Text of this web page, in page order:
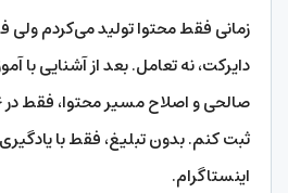
زمانی فقط محتوا تولید می‌کردم ولی
دایرکت، نه تعامل. بعد از آشنایی
ثبت کنم. بدون تبلیغ، فقط با
اینستاگرام.